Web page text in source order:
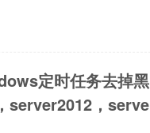
定时任务去掉
，